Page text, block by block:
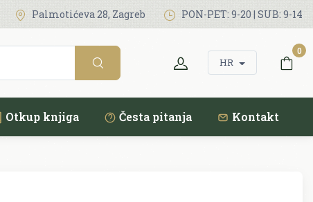
Palmotićeva 28, Zagreb PON-PET: 9-20 | SUB: 9-14
HR
0
Otkup knjiga Česta pitanja Kontakt